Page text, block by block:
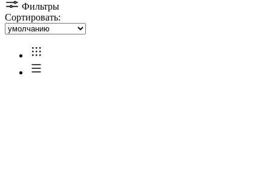
Фильтры
Сортировать: